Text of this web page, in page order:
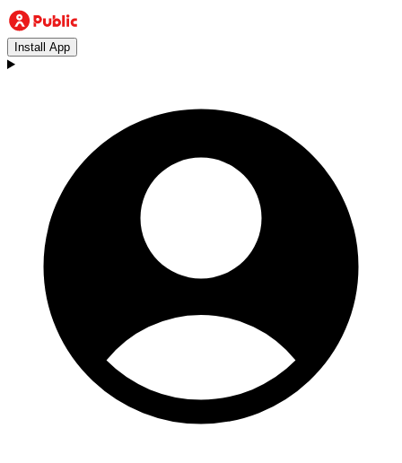
Install App